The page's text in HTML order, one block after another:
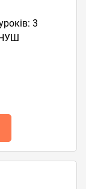
3
НУШ